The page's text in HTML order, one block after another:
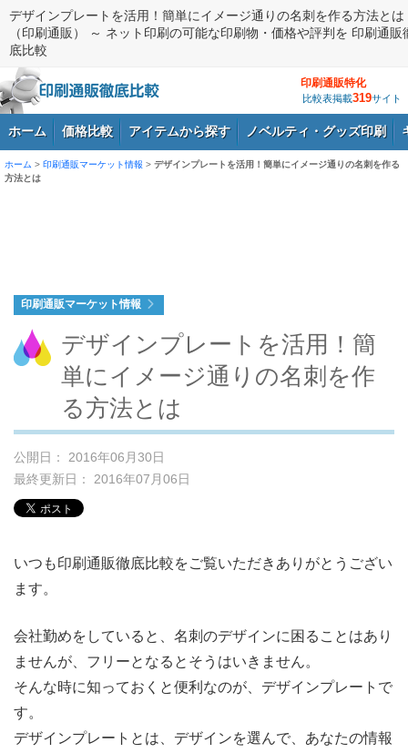
デザインプレートを活用！簡単にイメージ通りの名刺を作る方法とは
（印刷通販） ～ ネット印刷の可能な印刷物・価格や評判を 印刷通販
底比較
印刷通販特化
比較表掲載319サイト
ホーム 価格比較 アイテムから探す ノベルティ・グッズ印刷
ホーム > 印刷通販マーケット情報 > デザインプレートを活用！簡単にイメージ通りの名刺を作る
方法とは
印刷通販マーケット情報
デザインプレートを活用！簡
単にイメージ通りの名刺を作
る方法とは
公開日： 2016年06月30日
最終更新日： 2016年07月06日
いつも印刷通販徹底比較をご覧いただきありがとうござい
ます。
会社勤めをしていると、名刺のデザインに困ることはあり
ませんが、フリーとなるとそうはいきません。
そんな時に知っておくと便利なのが、デザインプレートで
す。
デザインプレートとは、デザインを選んで、あなたの情報